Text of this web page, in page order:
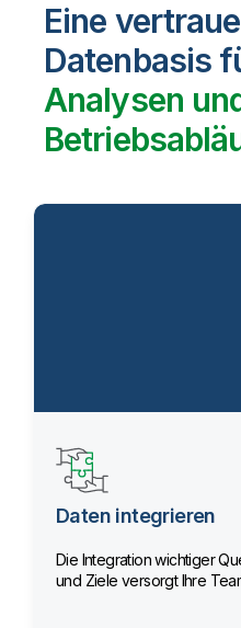
Eine
Datenbasis
Analysen
Daten integrieren
Die Integration wichtiger
und Ziele versorgt Ihre